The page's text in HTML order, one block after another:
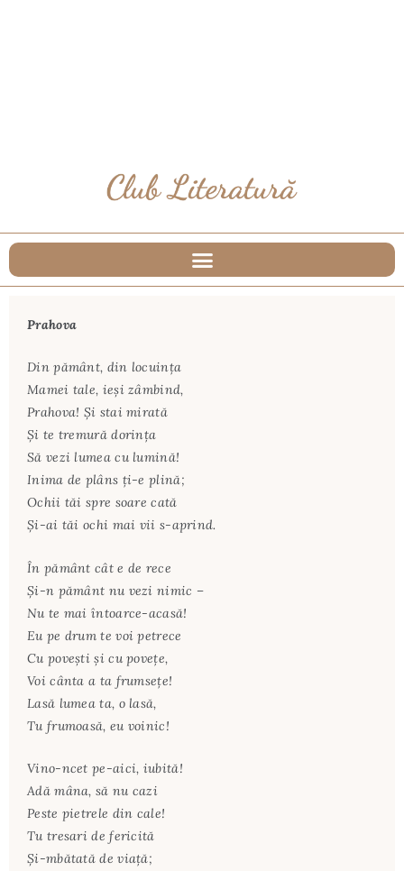
Prahova
Din pământ, din locuinţa
Mamei tale, ieşi zâmbind,
Prahova! Şi stai mirată
Şi te tremură dorinţa
Să vezi lumea cu lumină!
Inima de plâns ţi-e plină;
Ochii tăi spre soare cată
Şi-ai tăi ochi mai vii s-aprind.
În pământ cât e de rece
Şi-n pământ nu vezi nimic –
Nu te mai întoarce-acasă!
Eu pe drum te voi petrece
Cu poveşti şi cu poveţe,
Voi cânta a ta frumseţe!
Lasă lumea ta, o lasă,
Tu frumoasă, eu voinic!
Vino-ncet pe-aici, iubită!
Adă mâna, să nu cazi
Peste pietrele din cale!
Tu tresari de fericită
Şi-mbătată de viaţă;